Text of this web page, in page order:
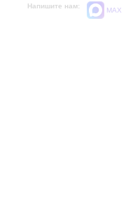
Напишите нам:
MAX